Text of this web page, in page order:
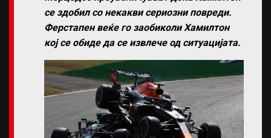
се здобил со некакви сериозни повреди.
Ферстапен веќе го заобиколи Хамилтон
кој се обиде да се извлече од ситуацијата.